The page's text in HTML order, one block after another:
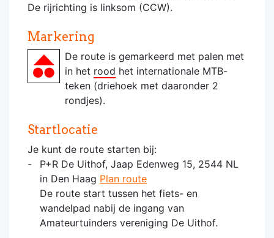
De rijrichting is linksom (CCW).
Markering
De route is gemarkeerd met palen met
in het rood het internationale MTB-
teken (driehoek met daaronder 2
rondjes).
Startlocatie
Je kunt de route starten bij:
P+R De Uithof, Jaap Edenweg 15, 2544 NL
in Den Haag Plan route
De route start tussen het fiets- en
wandelpad nabij de ingang van
Amateurtuinders vereniging De Uithof.